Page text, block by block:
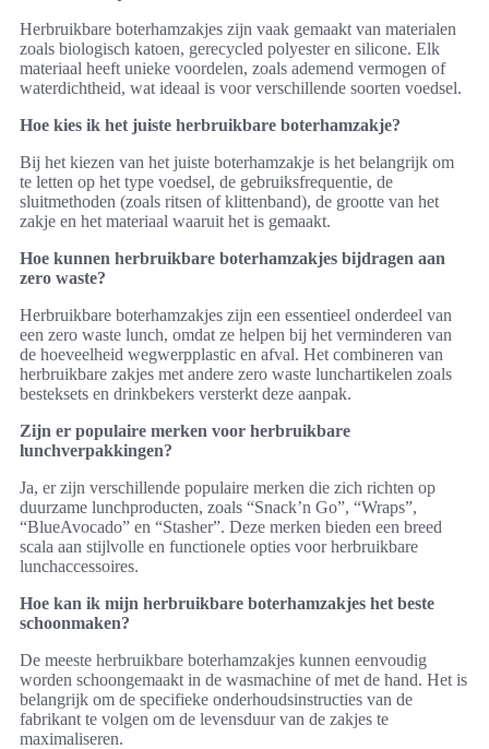
Herbruikbare boterhamzakjes zijn vaak gemaakt van materialen
zoals biologisch katoen, gerecycled polyester en silicone. Elk
materiaal heeft unieke voordelen, zoals ademend vermogen of
waterdichtheid, wat ideaal is voor verschillende soorten voedsel.
Hoe kies ik het juiste herbruikbare boterhamzakje?
Bij het kiezen van het juiste boterhamzakje is het belangrijk om
te letten op het type voedsel, de gebruiksfrequentie, de
sluitmethoden (zoals ritsen of klittenband), de grootte van het
zakje en het materiaal waaruit het is gemaakt.
Hoe kunnen herbruikbare boterhamzakjes bijdragen aan
zero waste?
Herbruikbare boterhamzakjes zijn een essentieel onderdeel van
een zero waste lunch, omdat ze helpen bij het verminderen van
de hoeveelheid wegwerpplastic en afval. Het combineren van
herbruikbare zakjes met andere zero waste lunchartikelen zoals
besteksets en drinkbekers versterkt deze aanpak.
Zijn er populaire merken voor herbruikbare
lunchverpakkingen?
Ja, er zijn verschillende populaire merken die zich richten op
duurzame lunchproducten, zoals “Snack’n Go”, “Wraps”,
“BlueAvocado” en “Stasher”. Deze merken bieden een breed
scala aan stijlvolle en functionele opties voor herbruikbare
lunchaccessoires.
Hoe kan ik mijn herbruikbare boterhamzakjes het beste
schoonmaken?
De meeste herbruikbare boterhamzakjes kunnen eenvoudig
worden schoongemaakt in de wasmachine of met de hand. Het is
belangrijk om de specifieke onderhoudsinstructies van de
fabrikant te volgen om de levensduur van de zakjes te
maximaliseren.